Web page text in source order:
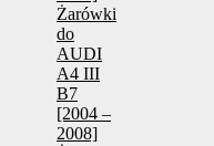
Żarówki
do
AUDI
A4 III
B7
[2004 –
2008]